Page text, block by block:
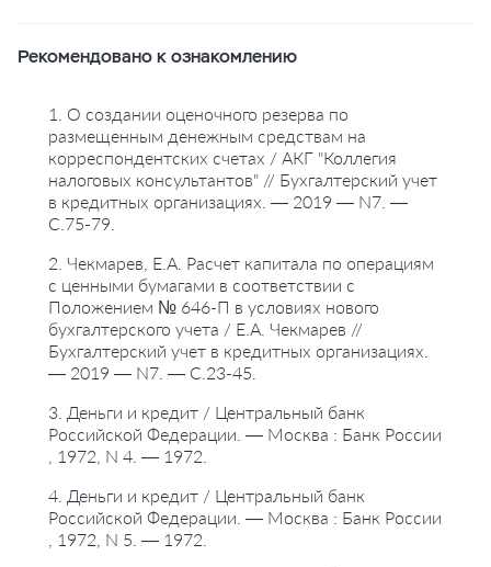
Рекомендовано к ознакомлению
1. О создании оценочного резерва по
размещенным денежным средствам на
корреспондентских счетах / АКГ "Коллегия
налоговых консультантов" // Бухгалтерский учет
в кредитных организациях. — 2019 — N7. —
С.75-79.
2. Чекмарев, Е.А. Расчет капитала по операциям
с ценными бумагами в соответствии с
Положением № 646-П в условиях нового
бухгалтерского учета / Е.А. Чекмарев //
Бухгалтерский учет в кредитных организациях.
— 2019 — N7. — С.23-45.
3. Деньги и кредит / Центральный банк
Российской Федерации. — Москва : Банк России
, 1972, N 4. — 1972.
4. Деньги и кредит / Центральный банк
Российской Федерации. — Москва : Банк России
, 1972, N 5. — 1972.